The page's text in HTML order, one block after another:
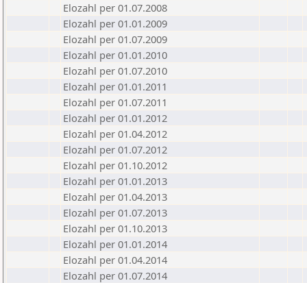
Elozahl per 01.07.2008
Elozahl per 01.01.2009
Elozahl per 01.07.2009
Elozahl per 01.01.2010
Elozahl per 01.07.2010
Elozahl per 01.01.2011
Elozahl per 01.07.2011
Elozahl per 01.01.2012
Elozahl per 01.04.2012
Elozahl per 01.07.2012
Elozahl per 01.10.2012
Elozahl per 01.01.2013
Elozahl per 01.04.2013
Elozahl per 01.07.2013
Elozahl per 01.10.2013
Elozahl per 01.01.2014
Elozahl per 01.04.2014
Elozahl per 01.07.2014